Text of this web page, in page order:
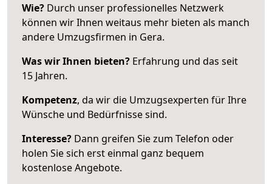
Wie? Durch unser professionelles Netzwerk
können wir Ihnen weitaus mehr bieten als manch
andere Umzugsfirmen in Gera.
Was wir Ihnen bieten? Erfahrung und das seit
15 Jahren.
Kompetenz, da wir die Umzugsexperten für Ihre
Wünsche und Bedürfnisse sind.
Interesse? Dann greifen Sie zum Telefon oder
holen Sie sich erst einmal ganz bequem
kostenlose Angebote.